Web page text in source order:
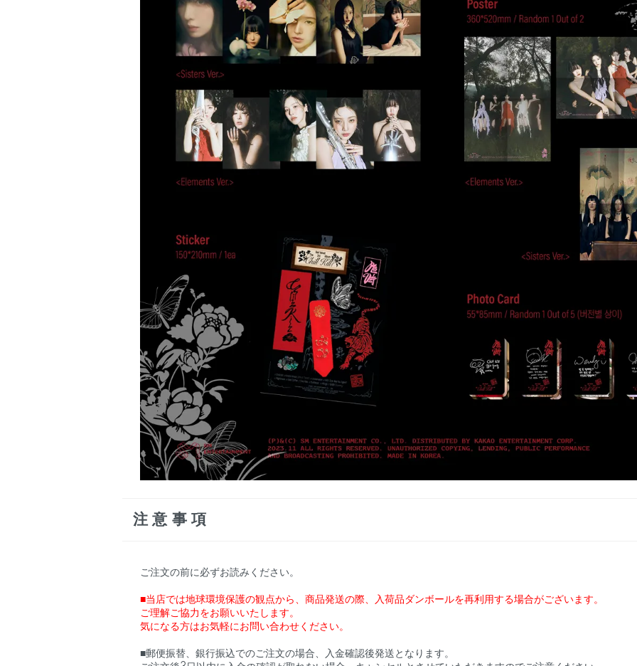
注意事項
ご注文の前に必ずお読みください。
■当店では地球環境保護の観点から、商品発送の際、入荷品ダンボールを再利用する場合がございます。
ご理解ご協力をお願いいたします。
気になる方はお気軽にお問い合わせください。
■郵便振替、銀行振込でのご注文の場合、入金確認後発送となります。